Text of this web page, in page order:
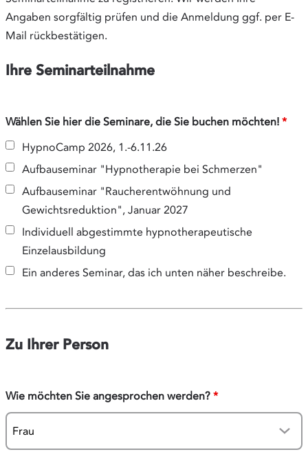
Angaben sorgfältig prüfen und die Anmeldung ggf. per E-
Mail rückbestätigen.
Ihre Seminarteilnahme
Wählen Sie hier die Seminare, die Sie buchen möchten! *
HypnoCamp 2026, 1.-6.11.26
Aufbauseminar "Hypnotherapie bei Schmerzen"
Aufbauseminar "Raucherentwöhnung und
Gewichtsreduktion", Januar 2027
Individuell abgestimmte hypnotherapeutische
Einzelausbildung
Ein anderes Seminar, das ich unten näher beschreibe.
Zu Ihrer Person
Wie möchten Sie angesprochen werden? *